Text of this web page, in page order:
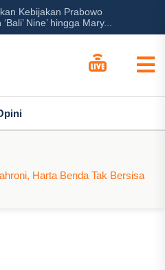
Kebijakan Prabowo
Nine’ hingga Mary...
Harta Benda Tak Bersisa